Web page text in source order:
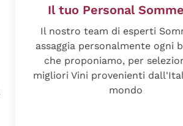
Il tuo Personal
Il nostro team di esperti
assaggia personalmente ogni
che proponiamo, per
migliori Vini provenienti
mondo